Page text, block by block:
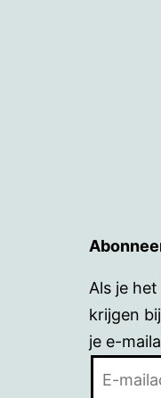
Als je
krijgen
je e-